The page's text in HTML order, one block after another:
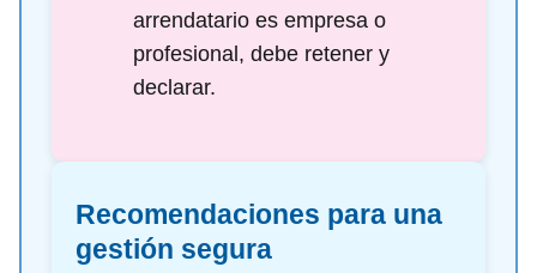
arrendatario es empresa o
profesional, debe retener y
declarar.
Recomendaciones para una
gestión segura